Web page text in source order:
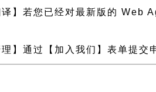
译】若您已经对最新版的 Web
】通过【加入我们】表单提